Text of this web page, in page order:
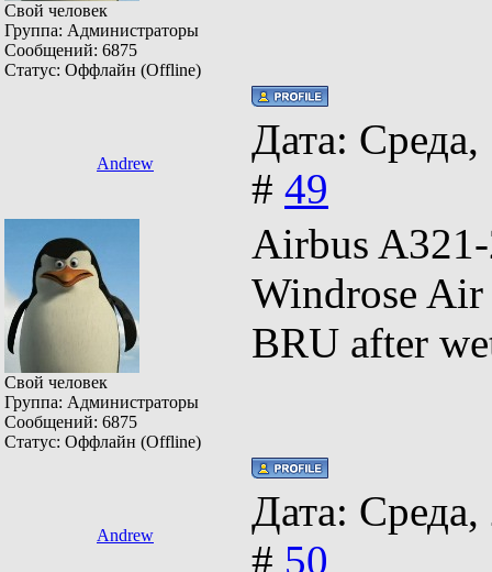
Свой человек
Группа: Администраторы
Сообщений: 6875
Статус: Оффлайн (Offline)
Andrew
Дата:
# 49
Свой человек
Группа: Администраторы
Сообщений: 6875
Статус: Оффлайн (Offline)
Airbus
Windrose
BRU after
Andrew
Дата:
# 50